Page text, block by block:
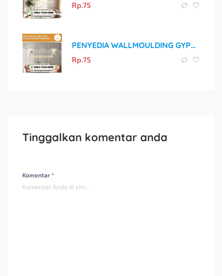
Rp.75
PENYEDIA WALLMOULDING GYPSUM TERBAIK DI MALANG
Rp.75
Tinggalkan komentar anda
Komentar *